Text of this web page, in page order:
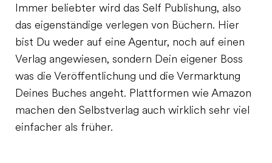
Immer beliebter wird das Self Publishung, also
das eigenständige verlegen von Büchern. Hier
bist Du weder auf eine Agentur, noch auf einen
Verlag angewiesen, sondern Dein eigener Boss
was die Veröffentlichung und die Vermarktung
Deines Buches angeht. Plattformen wie Amazon
machen den Selbstverlag auch wirklich sehr viel
einfacher als früher.